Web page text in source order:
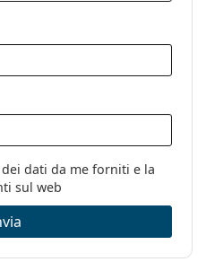
Honey
dei dati da me forniti e la
sul web